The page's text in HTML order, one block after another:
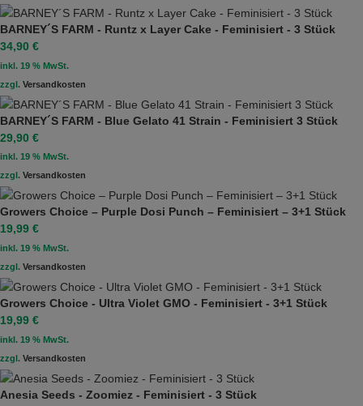
BARNEY´S FARM - Runtz x Layer Cake - Feminisiert - 3 Stück
34,90 €
inkl. 19 % MwSt.
zzgl. Versandkosten
BARNEY´S FARM - Blue Gelato 41 Strain - Feminisiert 3 Stück
29,90 €
inkl. 19 % MwSt.
zzgl. Versandkosten
Growers Choice – Purple Dosi Punch – Feminisiert – 3+1 Stück
19,99 €
inkl. 19 % MwSt.
zzgl. Versandkosten
Growers Choice - Ultra Violet GMO - Feminisiert - 3+1 Stück
19,99 €
inkl. 19 % MwSt.
zzgl. Versandkosten
Anesia Seeds - Zoomiez - Feminisiert - 3 Stück